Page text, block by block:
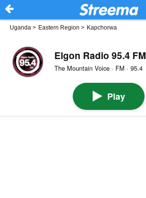
Uganda > Eastern Region > Kapchorwa
Elgon Radio 95.4 FM
The Mountain Voice · FM · 95.4
Play